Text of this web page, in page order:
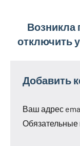
Возникла
отключить
Добавить
Ваш адрес